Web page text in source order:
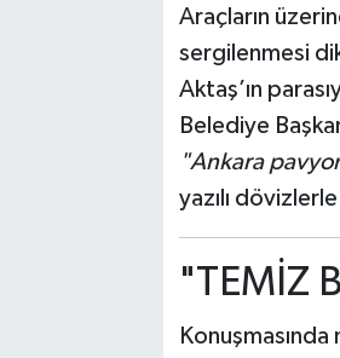
Araçların
sergilenmesi
Aktaş’ın
Belediye
"Ankara
yazılı
"TEMİZ